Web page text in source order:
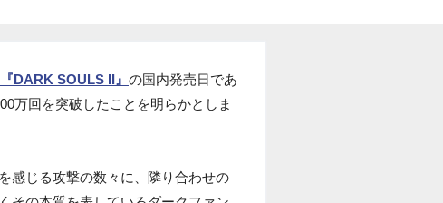
『DARK SOULS II』 の国内発売日であ
万回を突破したことを明らかとしま
感じる攻撃の数々に、隣り合わせの